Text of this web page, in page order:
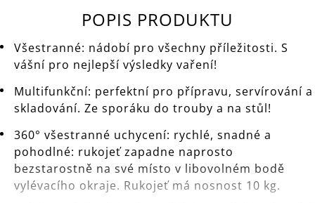
POPIS PRODUKTU
Všestranné: nádobí pro všechny příležitosti. S
vášní pro nejlepší výsledky vaření!
Multifunkční: perfektní pro přípravu, servírování a
skladování. Ze sporáku do trouby a na stůl!
360° všestranné uchycení: rychlé, snadné a
pohodlné: rukojeť zapadne naprosto
bezstarostně na své místo v libovolném bodě
vylévacího okraje. Rukojeť má nosnost 10 kg.